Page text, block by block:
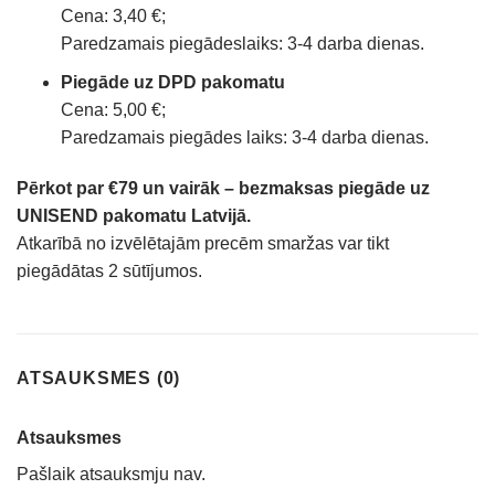
Cena: 3,40 €;
Paredzamais piegādeslaiks: 3-4 darba dienas.
Piegāde uz DPD pakomatu
Cena: 5,00 €;
Paredzamais piegādes laiks: 3-4 darba dienas.
Pērkot par €79 un vairāk – bezmaksas piegāde uz
UNISEND pakomatu Latvijā.
Atkarībā no izvēlētajām precēm smaržas var tikt
piegādātas 2 sūtījumos.
ATSAUKSMES (0)
Atsauksmes
Pašlaik atsauksmju nav.